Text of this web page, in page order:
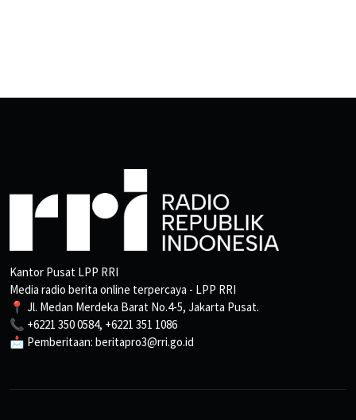
Kantor Pusat LPP RRI
Media radio berita online terpercaya - LPP RRI
📍 Jl. Medan Merdeka Barat No.4-5, Jakarta Pusat.
📞 +6221 350 0584, +6221 351 1086
📩 Pemberitaan: beritapro3@rri.go.id